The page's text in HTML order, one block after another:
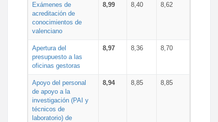
Exámenes de
acreditación de
conocimientos de
valenciano
8,99 8,40 8,62
Apertura del
presupuesto a las
oficinas gestoras
8,97 8,36 8,70
Apoyo del personal
de apoyo a la
investigación (PAI y
técnicos de
laboratorio) de
8,94 8,85 8,85